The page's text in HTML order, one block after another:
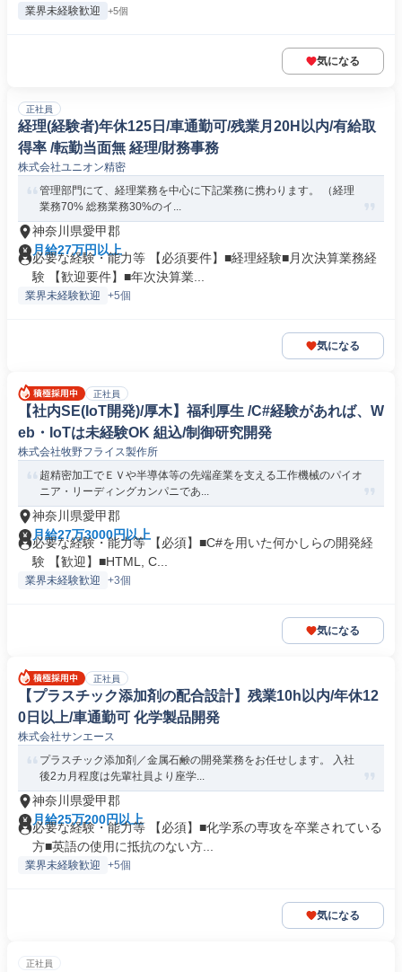
業界未経験歓迎 +5個
気になる
正社員
経理(経験者)年休125日/車通勤可/残業月20H以内/有給取
得率 /転勤当面無 経理/財務事務
株式会社ユニオン精密
管理部門にて、経理業務を中心に下記業務に携わります。 （経理
業務70% 総務業務30%のイ...
神奈川県愛甲郡
月給27万円以上
必要な経験・能力等 【必須要件】■経理経験■月次決算業務経
験 【歓迎要件】■年次決算業...
業界未経験歓迎 +5個
気になる
正社員
【社内SE(IoT開発)/厚木】福利厚生 /C#経験があれば、W
eb・IoTは未経験OK 組込/制御研究開発
株式会社牧野フライス製作所
超精密加工でＥＶや半導体等の先端産業を支える工作機械のパイオ
ニア・リーディングカンパニであ...
神奈川県愛甲郡
月給27万3000円以上
必要な経験・能力等 【必須】■C#を用いた何かしらの開発経
験 【歓迎】■HTML, C...
業界未経験歓迎 +3個
気になる
正社員
【プラスチック添加剤の配合設計】残業10h以内/年休12
0日以上/車通勤可 化学製品開発
株式会社サンエース
プラスチック添加剤／金属石鹸の開発業務をお任せします。 入社
後2カ月程度は先輩社員より座学...
神奈川県愛甲郡
月給25万200円以上
必要な経験・能力等 【必須】■化学系の専攻を卒業されている
方■英語の使用に抵抗のない方...
業界未経験歓迎 +5個
気になる
正社員